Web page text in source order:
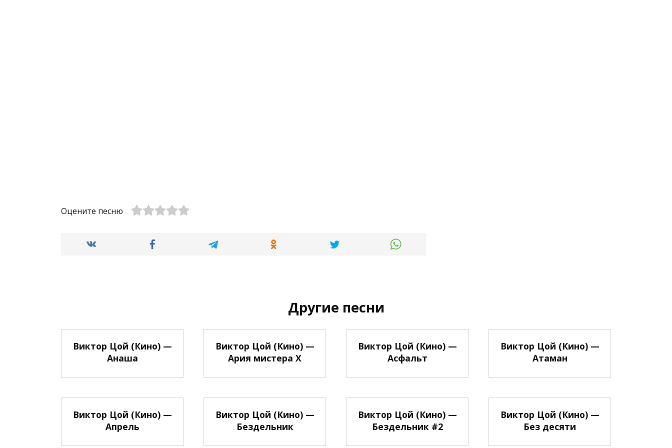
Оцените песню
Другие песни
Виктор Цой (Кино) —
Анаша
Виктор Цой (Кино) —
Ария мистера Х
Виктор Цой (Кино) —
Асфальт
Виктор Цой (Кино) —
Атаман
Виктор Цой (Кино) —
Апрель
Виктор Цой (Кино) —
Бездельник
Виктор Цой (Кино) —
Бездельник #2
Виктор Цой (Кино) —
Без десяти